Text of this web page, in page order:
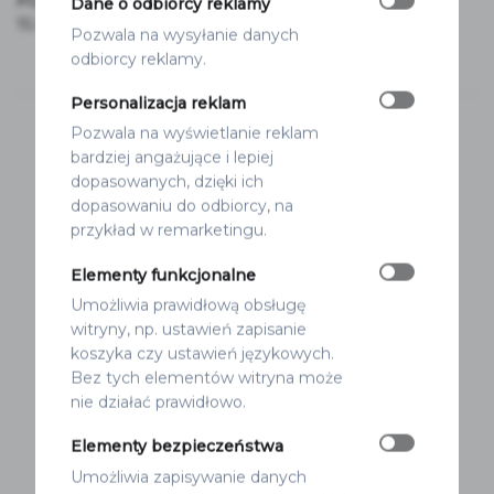
14.90
ZAPROSZENIE NA ŚLUB
ZE ZDJĘCIEM
doskonały wybór dla par, które pragną
uczynić swoje zaproszenie bardziej
osobistym. Tego rodzaju zaproszenia
pozwalają na umieszczenie zdjęcia,
które najlepiej odzwierciedla Waszą
miłość i wspólne chwile. Dzięki temu
goście poczują się zaproszeni nie tylko
Pozwala na wysyłanie danych
odbiorcy reklamy.
Personalizacja reklam
Pozwala na wyświetlanie reklam
bardziej angażujące i lepiej
dopasowanych, dzięki ich
dopasowaniu do odbiorcy, na
przykład w remarketingu.
Elementy funkcjonalne
Umożliwia prawidłową obsługę
witryny, np. ustawień zapisanie
koszyka czy ustawień językowych.
Bez tych elementów witryna może
nie działać prawidłowo.
Elementy bezpieczeństwa
Umożliwia zapisywanie danych